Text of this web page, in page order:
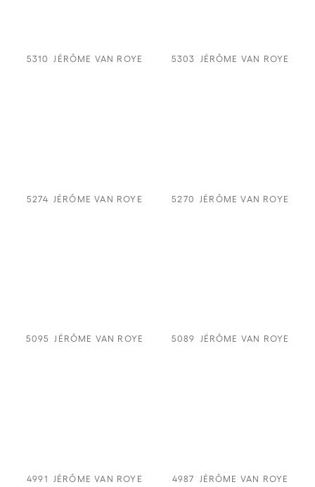
5310 JÉRÔME VAN ROYE 5303 JÉRÔME VAN ROYE
5274 JÉRÔME VAN ROYE 5270 JÉRÔME VAN ROYE
5095 JÉRÔME VAN ROYE 5089 JÉRÔME VAN ROYE
4991 JÉRÔME VAN ROYE 4987 JÉRÔME VAN ROYE